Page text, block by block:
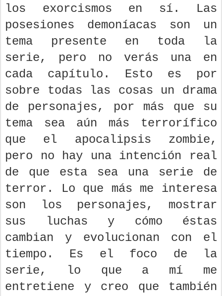
los exorcismos en sí. Las
posesiones demoníacas son un
tema presente en toda la
serie, pero no verás una en
cada capítulo. Esto es por
sobre todas las cosas un drama
de personajes, por más que su
tema sea aún más terrorífico
que el apocalipsis zombie,
pero no hay una intención real
de que esta sea una serie de
terror. Lo que más me interesa
son los personajes, mostrar
sus luchas y cómo éstas
cambian y evolucionan con el
tiempo. Es el foco de la
serie, lo que a mí me
entretiene y creo que también